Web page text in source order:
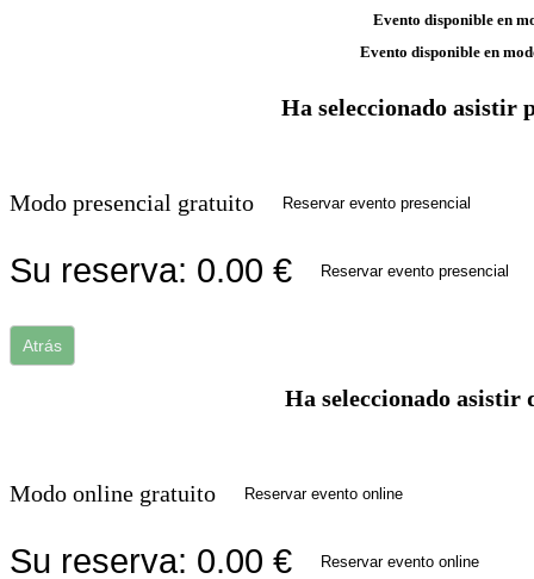
Evento disponible en
Evento disponible en
Ha seleccionado asistir
Modo presencial gratuito Reservar evento presencial
Su reserva: 0.00 € Reservar evento presencial
Atrás
Ha seleccionado asistir
Modo online gratuito Reservar evento online
Su reserva: 0.00 € Reservar evento online